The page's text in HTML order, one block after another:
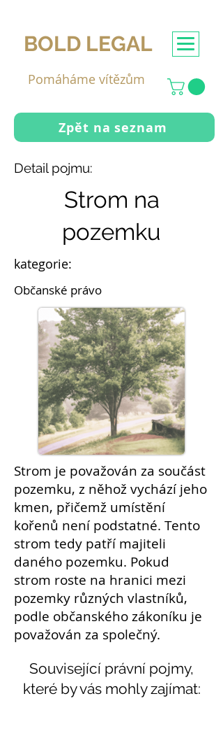
BOLD LEGAL
Pomáháme vítězům
Zpět na seznam
Detail pojmu:
Strom na
pozemku
kategorie:
Občanské právo
Strom je považován za součást
pozemku, z něhož vychází jeho
kmen, přičemž umístění
kořenů není podstatné. Tento
strom tedy patří majiteli
daného pozemku. Pokud
strom roste na hranici mezi
pozemky různých vlastníků,
podle občanského zákoníku je
považován za společný.
Související právní pojmy,
které by vás mohly zajímat: